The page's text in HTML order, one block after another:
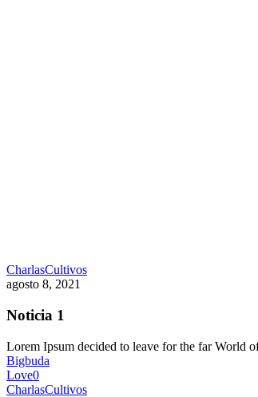
CharlasCultivos
agosto 8, 2021
Noticia 1
Lorem Ipsum decided to leave for the far World
Bigbuda
Love0
CharlasCultivos